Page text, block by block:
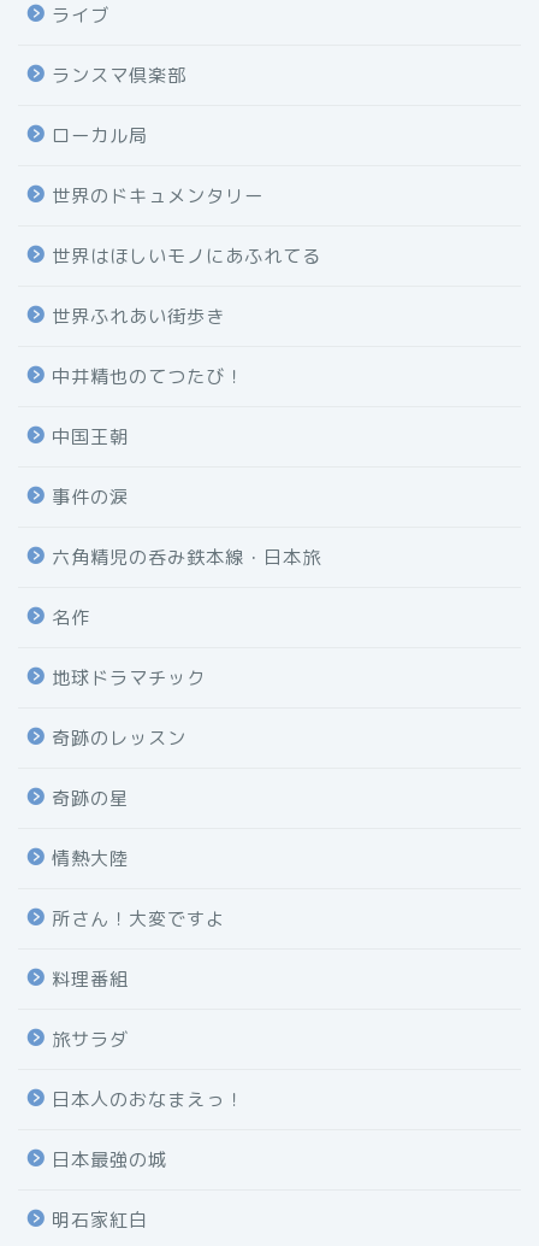
ライブ
ランスマ倶楽部
ローカル局
世界のドキュメンタリー
世界はほしいモノにあふれてる
世界ふれあい街歩き
中井精也のてつたび！
中国王朝
事件の涙
六角精児の呑み鉄本線・日本旅
名作
地球ドラマチック
奇跡のレッスン
奇跡の星
情熱大陸
所さん！大変ですよ
料理番組
旅サラダ
日本人のおなまえっ！
日本最強の城
明石家紅白